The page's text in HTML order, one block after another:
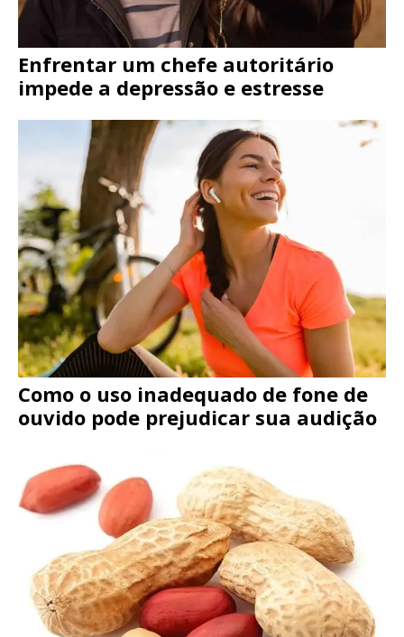
Enfrentar um chefe autoritário
impede a depressão e estresse
Como o uso inadequado de fone de
ouvido pode prejudicar sua audição